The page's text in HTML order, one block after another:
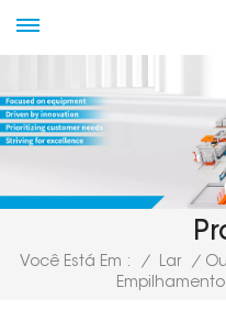
Você Está Em : / Lar /